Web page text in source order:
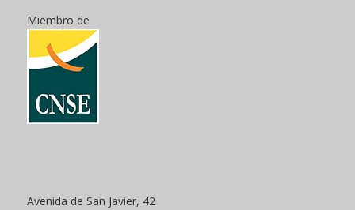
Miembro de
Avenida de San Javier, 42